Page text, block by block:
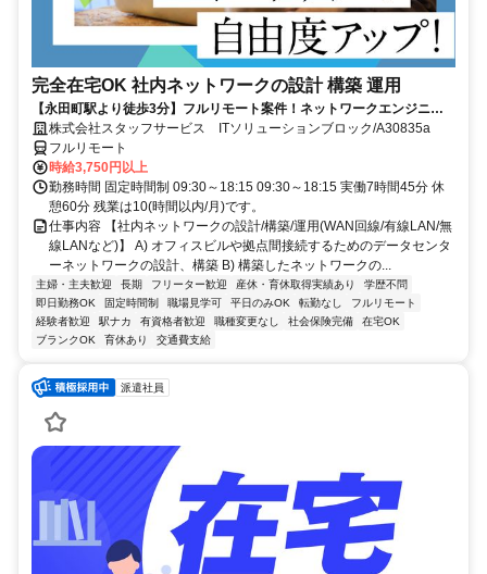
完全在宅OK 社内ネットワークの設計 構築 運用
【永田町駅より徒歩3分】フルリモート案件！ネットワークエンジニア
大歓迎！
株式会社スタッフサービス ITソリューションブロック/A30835a
フルリモート
時給3,750円以上
勤務時間 固定時間制 09:30～18:15 09:30～18:15 実働7時間45分 休
憩60分 残業は10(時間以内/月)です。
仕事内容 【社内ネットワークの設計/構築/運用(WAN回線/有線LAN/無
線LANなど)】 A) オフィスビルや拠点間接続するためのデータセンタ
ーネットワークの設計、構築 B) 構築したネットワークの...
主婦・主夫歓迎 長期 フリーター歓迎 産休・育休取得実績あり
学歴不問
即日勤務OK
固定時間制 職場見学可 平日のみOK 転勤なし
フルリモート
経験者歓迎
駅ナカ 有資格者歓迎 職種変更なし 社会保険完備
在宅OK
ブランクOK
育休あり 交通費支給
派遣社員